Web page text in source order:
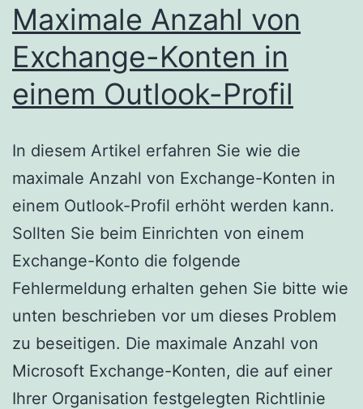
Maximale Anzahl von
Exchange-Konten in
einem Outlook-Profil
In diesem Artikel erfahren Sie wie die
maximale Anzahl von Exchange-Konten in
einem Outlook-Profil erhöht werden kann.
Sollten Sie beim Einrichten von einem
Exchange-Konto die folgende
Fehlermeldung erhalten gehen Sie bitte wie
unten beschrieben vor um dieses Problem
zu beseitigen. Die maximale Anzahl von
Microsoft Exchange-Konten, die auf einer
Ihrer Organisation festgelegten Richtlinie